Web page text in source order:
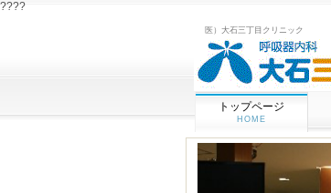
????
医）大石三丁目クリニック
トップページ
HOME